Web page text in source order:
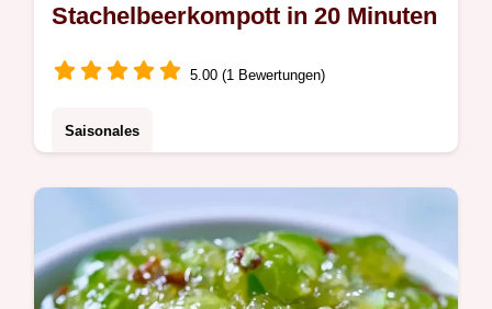
Stachelbeerkompott in 20 Minuten
5.00 (1 Bewertungen)
Saisonales
Biss oder schmecken zu süß. Dieses
Stachelbeerkompott bewahrt die spritzige
Säure; inklusive Details zum Rezept.